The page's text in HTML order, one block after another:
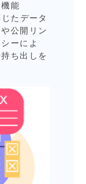
能
たデータ
公開リン
ーによ
ち出しを